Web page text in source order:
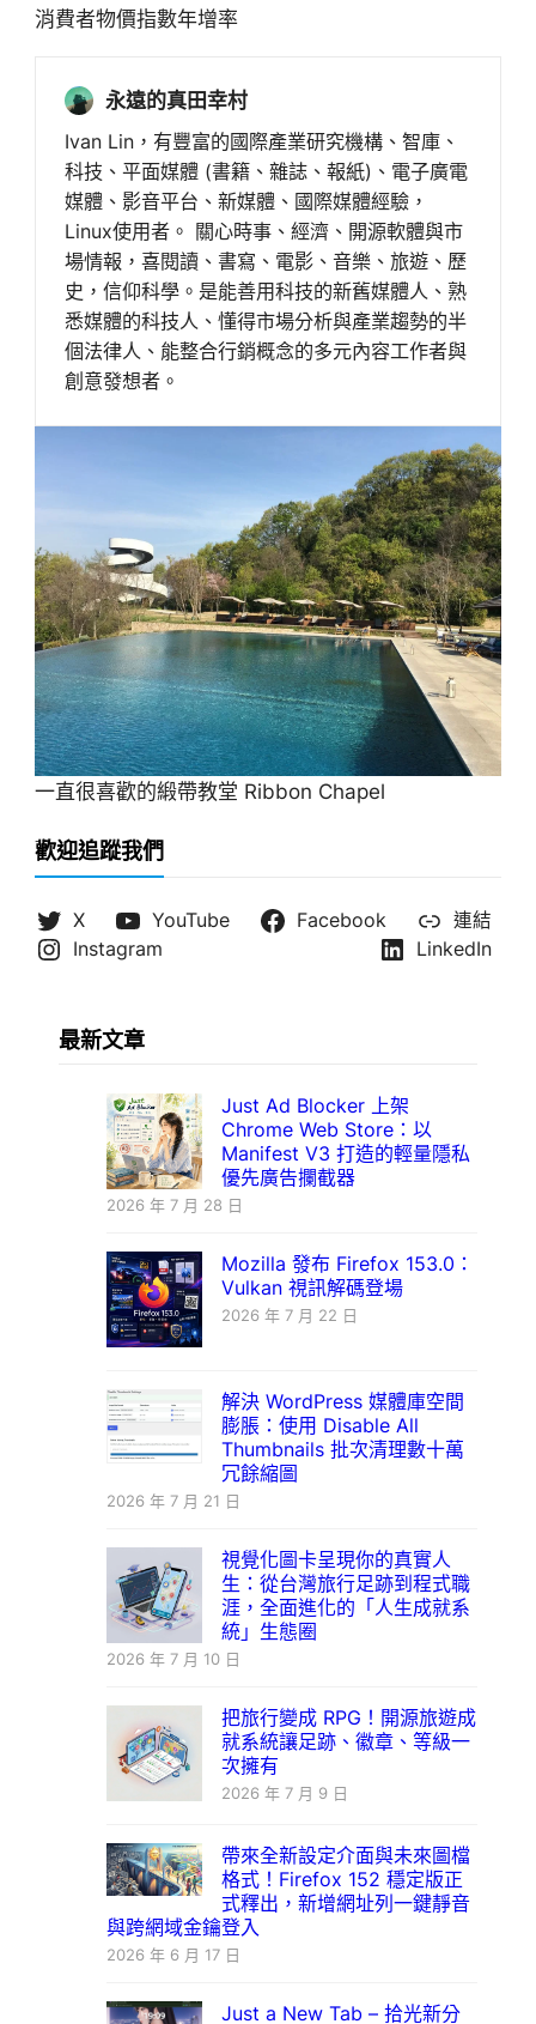
消費者物價指數年增率
永遠的真田幸村
Ivan Lin，有豐富的國際產業研究機構、智庫、
科技、平面媒體 (書籍、雜誌、報紙)、電子廣電
媒體、影音平台、新媒體、國際媒體經驗，
Linux使用者。 關心時事、經濟、開源軟體與市
場情報，喜閱讀、書寫、電影、音樂、旅遊、歷
史，信仰科學。是能善用科技的新舊媒體人、熟
悉媒體的科技人、懂得市場分析與產業趨勢的半
個法律人、能整合行銷概念的多元內容工作者與
創意發想者。
一直很喜歡的緞帶教堂 Ribbon Chapel
歡迎追蹤我們
X YouTube Facebook
連結
Instagram
LinkedIn
最新文章
Just Ad Blocker 上架
Chrome Web Store：以
Manifest V3 打造的輕量隱私
優先廣告攔截器
2026 年 7 月 28 日
Mozilla 發布 Firefox 153.0：
Vulkan 視訊解碼登場
2026 年 7 月 22 日
解決 WordPress 媒體庫空間
膨脹：使用 Disable All
Thumbnails 批次清理數十萬
冗餘縮圖
2026 年 7 月 21 日
視覺化圖卡呈現你的真實人
生：從台灣旅行足跡到程式職
涯，全面進化的「人生成就系
統」生態圈
2026 年 7 月 10 日
把旅行變成 RPG！開源旅遊成
就系統讓足跡、徽章、等級一
次擁有
2026 年 7 月 9 日
帶來全新設定介面與未來圖檔
格式！Firefox 152 穩定版正
式釋出，新增網址列一鍵靜音
與跨網域金鑰登入
2026 年 6 月 17 日
Just a New Tab – 拾光新分